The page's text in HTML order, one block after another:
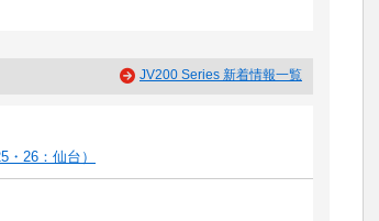
JV200 Series 新着情報一覧
26：仙台）